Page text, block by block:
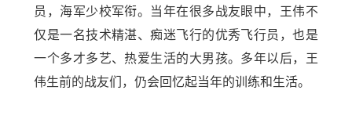
员，海军少校军衔。当年在很多战友眼中，王伟不
仅是一名技术精湛、痴迷飞行的优秀飞行员，也是
一个多才多艺、热爱生活的大男孩。多年以后，王
伟生前的战友们，仍会回忆起当年的训练和生活。